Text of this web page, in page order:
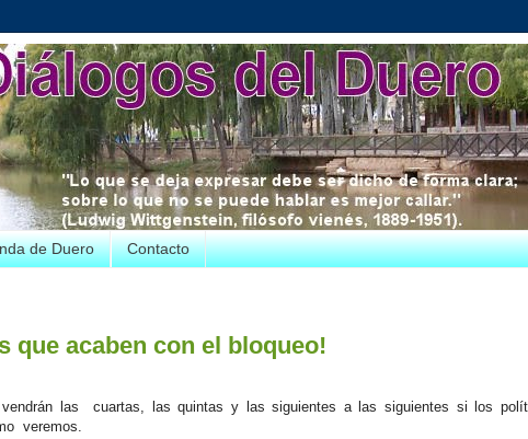
de Duero Contacto
que acaben con el bloqueo!
las cuartas, las quintas y las siguientes a las siguientes si los
veremos.